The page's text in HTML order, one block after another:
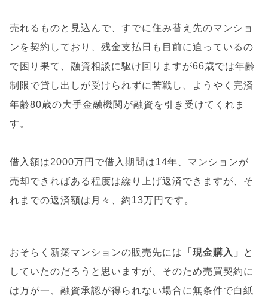
売れるものと見込んで、すでに住み替え先のマンショ
ンを契約しており、残金支払日も目前に迫っているの
で困り果て、融資相談に駆け回りますが66歳では年齢
制限で貸し出しが受けられずに苦戦し、ようやく完済
年齢80歳の大手金融機関が融資を引き受けてくれま
す。
借入額は2000万円で借入期間は14年、マンションが
売却できればある程度は繰り上げ返済できますが、そ
れまでの返済額は月々、約13万円です。
おそらく新築マンションの販売先には 「現金購入」
と
していたのだろうと思いますが、そのため売買契約に
は万が一、融資承認が得られない場合に無条件で白紙